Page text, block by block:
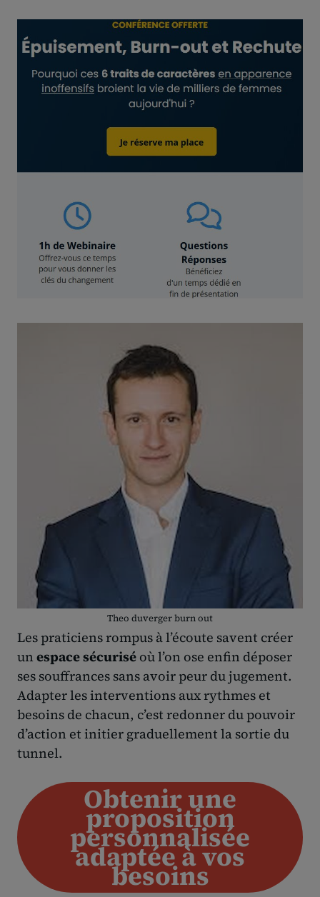
Theo duverger burn out
Les praticiens rompus à l’écoute savent créer
un espace sécurisé où l’on ose enfin déposer
ses souffrances sans avoir peur du jugement.
Adapter les interventions aux rythmes et
besoins de chacun, c’est redonner du pouvoir
d’action et initier graduellement la sortie du
tunnel.
Obtenir une
proposition
personnalisée
adaptée à vos
besoins